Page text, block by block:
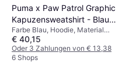
Puma x Paw Patrol Graphic
Kapuzensweatshirt - Blau
Jewel
Farbe Blau, Hoodie, Material
Baumwolle, Einfarbig
€ 40,15
Oder 3 Zahlungen von € 13,38
6 Shops